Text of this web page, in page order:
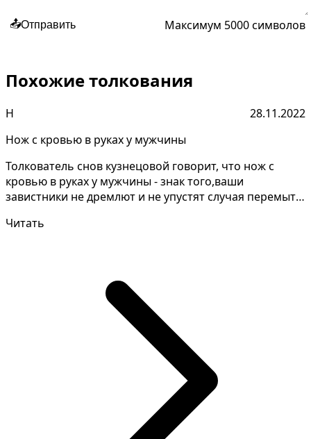
📤Отправить Максимум 5000 символов
Похожие толкования
Н
28.11.2022
Нож с кровью в руках у мужчины
Толкователь снов кузнецовой говорит, что нож с
кровью в руках у мужчины - знак того,ваши
завистники не дремлют и не упустят случая перемыть
Читать